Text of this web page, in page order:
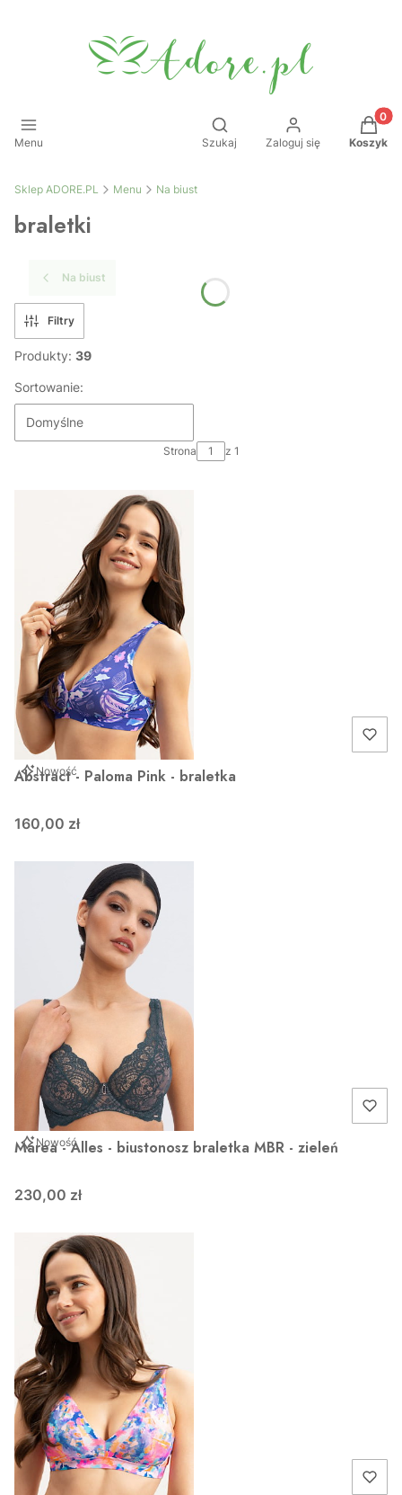
Menu
Otwórz wyszukiwarkę
Szukaj Zaloguj się Koszyk
Sklep ADORE.PL Menu Na biust
braletki
Na biust
Filtry
Produkty: 39
Sortowanie:
Domyślne
Strona z 1
Nowość
Abstract - Paloma Pink - braletka
160,00 zł
Nowość
Marea - Alles - biustonosz braletka MBR - zieleń
230,00 zł